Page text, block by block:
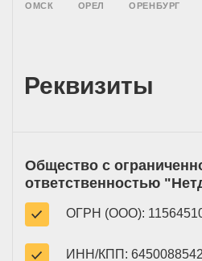
ОМСК ОРЕЛ ОРЕНБУРГ
Реквизиты
Общество с
ответственностью
ОГРН (ООО):
ИНН/КПП: